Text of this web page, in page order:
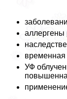
аллергены
временная
УФ